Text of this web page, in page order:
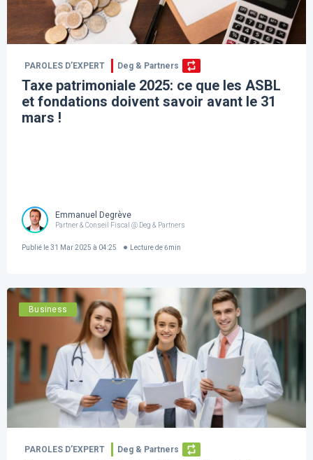
PAROLES D’EXPERT Deg & Partners
Taxe patrimoniale 2025: ce que les ASBL
et fondations doivent savoir avant le 31
mars !
Emmanuel Degrève
Partner & Conseil Fiscal @ Deg & Partners
Publié le31 Mar 2025 à 04:25 Lecture de 6min
Business
PAROLES D’EXPERT Deg & Partners